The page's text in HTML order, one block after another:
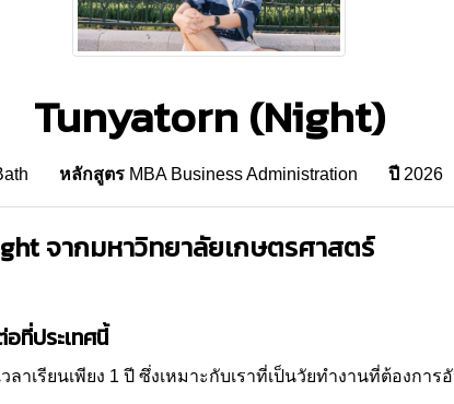
Tunyatorn (Night)
หลักสูตรMBA Business Administration ปี 2026
จากมหาวิทยาลัยเกษตรศาสตร์
ที่ประเทศนี้
าเรียนเพียง 1 ปี ซึ่งเหมาะกับเราที่เป็นวัยทำงานที่ต้องการ